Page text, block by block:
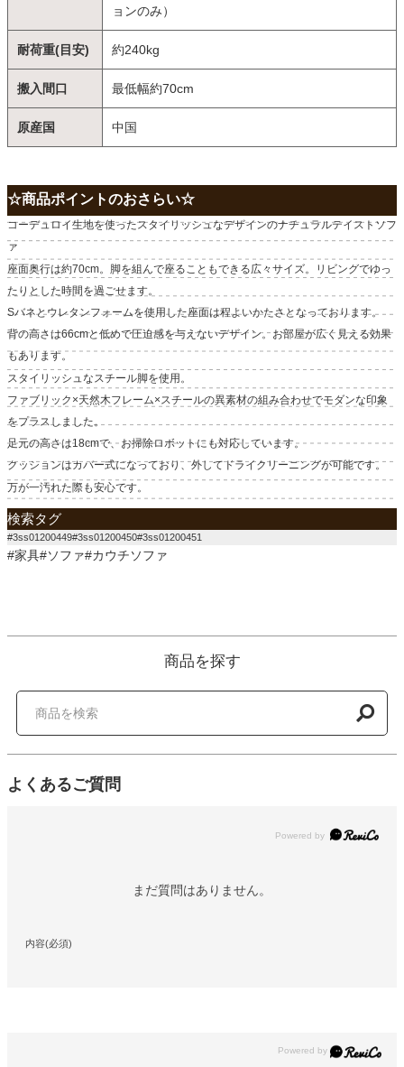
ョンのみ）
耐荷重(目安) 約240kg
搬入間口 最低幅約70cm
原産国 中国
☆商品ポイントのおさらい☆
コーデュロイ生地を使ったスタイリッシュなデザインのナチュラルテイストソフ
ァ
座面奥行は約70cm。脚を組んで座ることもできる広々サイズ。リビングでゆっ
たりとした時間を過ごせます。
Sバネとウレタンフォームを使用した座面は程よいかたさとなっております。
背の高さは66cmと低めで圧迫感を与えないデザイン。お部屋が広く見える効果
もあります。
スタイリッシュなスチール脚を使用。
ファブリック×天然木フレーム×スチールの異素材の組み合わせでモダンな印象
をプラスしました。
足元の高さは18cmで、お掃除ロボットにも対応しています。
クッションはカバー式になっており、外してドライクリーニングが可能です。
万が一汚れた際も安心です。
検索タグ
#3ss01200449#3ss01200450#3ss01200451
#家具#ソファ#カウチソファ
商品を探す
よくあるご質問
Powered by
まだ質問はありません。
内容(必須)